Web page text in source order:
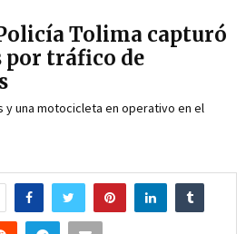
Tolima capturó
por tráfico de
y una motocicleta en operativo en el